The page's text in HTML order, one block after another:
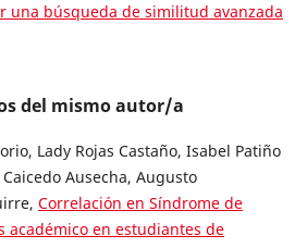
una búsqueda de similitud avanzada
del mismo autor/a
Lady Rojas Castaño, Isabel Patiño
Ausecha, Augusto
Correlación en Síndrome de
académico en estudiantes de